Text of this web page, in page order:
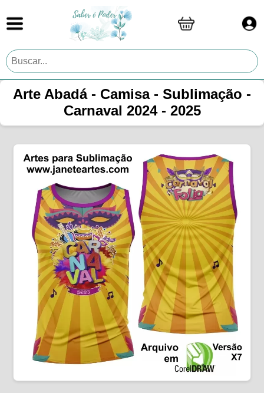
Arte Abadá - Camisa - Sublimação -
Carnaval 2024 - 2025